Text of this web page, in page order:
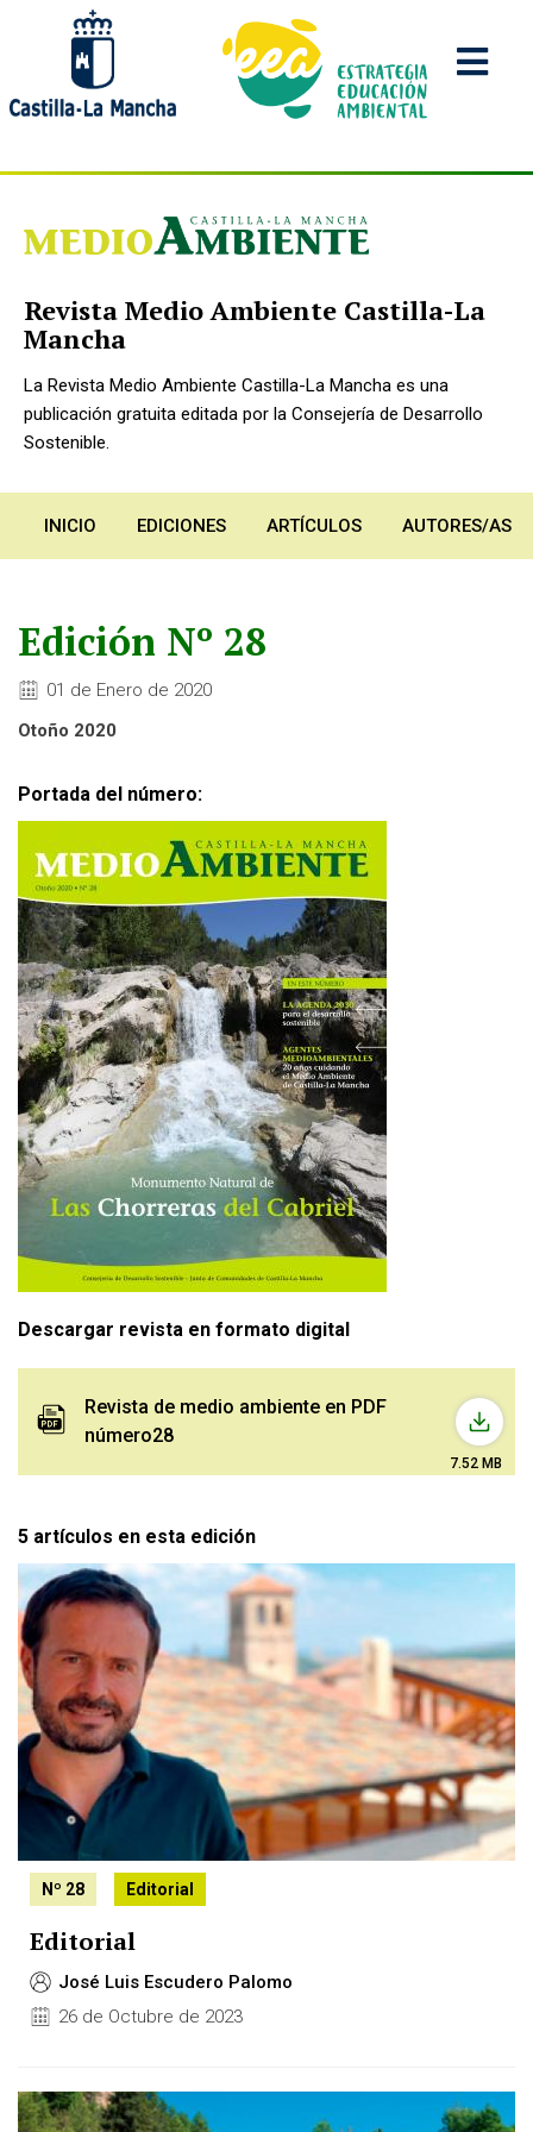
contenido
principal
Revista Medio Ambiente Castilla-La
Mancha
La Revista Medio Ambiente Castilla-La Mancha es una
publicación gratuita editada por la Consejería de Desarrollo
Sostenible.
INICIO EDICIONES ARTÍCULOS AUTORES/AS
Edición Nº 28
01 de Enero de 2020
Otoño 2020
Portada del número:
Descargar revista en formato digital
Revista de medio ambiente en PDF
número28
Archivo
7.52 MB
5 artículos en esta edición
Image:
Nº 28 Editorial
Editorial
José Luis Escudero Palomo
26 de Octubre de 2023
Image: